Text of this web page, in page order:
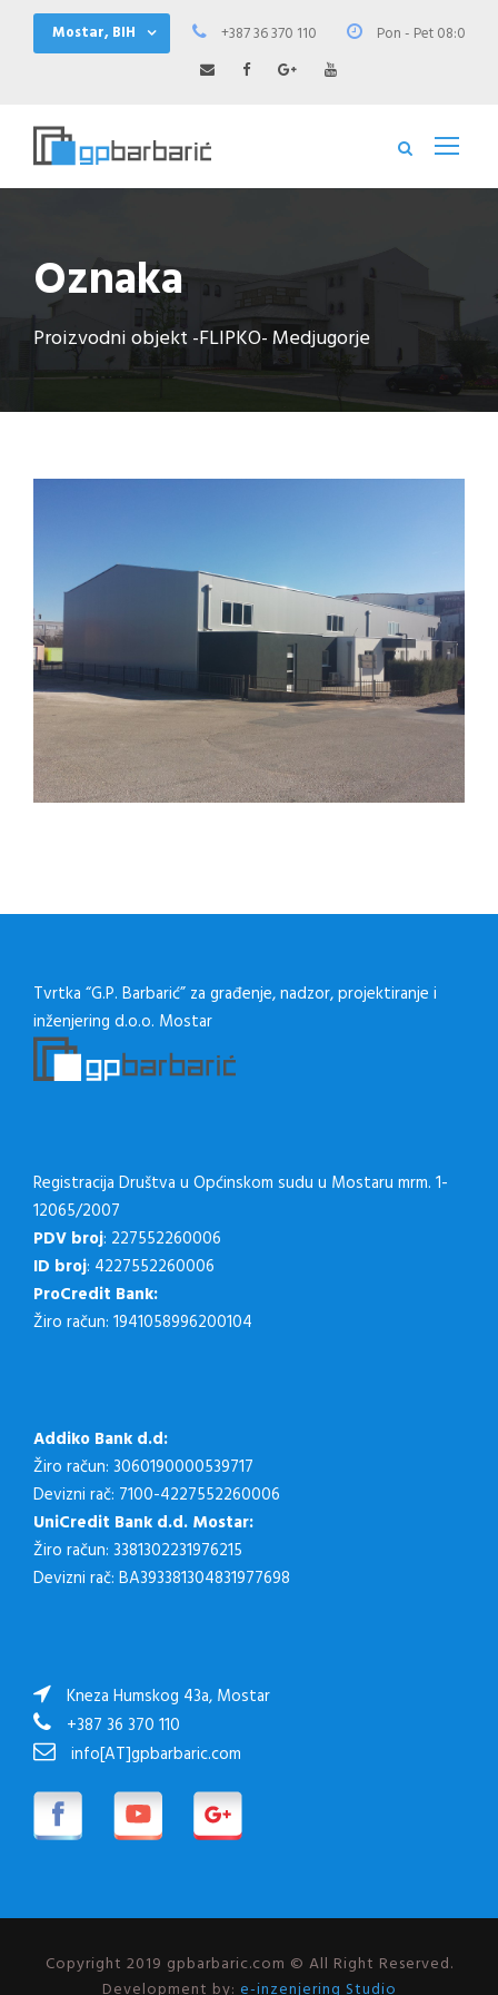
Mostar, BIH +387 36 370 110 Pon - Pet 08:00 -
Oznaka
Proizvodni objekt -FLIPKO- Medjugorje
Tvrtka “G.P. Barbarić” za građenje, nadzor, projektiranje i
inženjering d.o.o. Mostar
Registracija Društva u Općinskom sudu u Mostaru mrm. 1-
12065/2007
PDV broj: 227552260006
ID broj: 4227552260006
ProCredit Bank:
Žiro račun: 1941058996200104
Addiko Bank d.d:
Žiro račun: 3060190000539717
Devizni rač: 7100-4227552260006
UniCredit Bank d.d. Mostar:
Žiro račun: 3381302231976215
Devizni rač: BA393381304831977698
Kneza Humskog 43a, Mostar
+387 36 370 110
info[AT]gpbarbaric.com
Copyright 2019 gpbarbaric.com © All Right Reserved.